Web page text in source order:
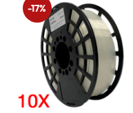
Játék
-17%